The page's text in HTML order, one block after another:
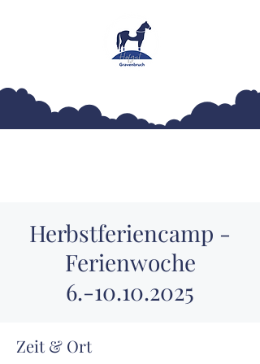
Herbstferiencamp -
Ferienwoche
6.-10.10.2025
Zeit & Ort